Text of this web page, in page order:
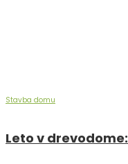
Stavba domu
Leto v